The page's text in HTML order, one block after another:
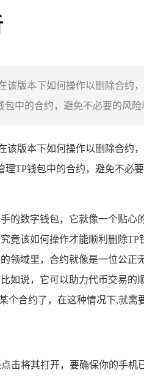
版本下如何操作以删除合约
中的合约，避免不必要的风
该版本下如何操作以删除合约
TP钱包中的合约，避免不必
的数字钱包，它就像一个贴
竟该如何操作才能顺利删除
域里，合约就像是一位公
说，它可以助力代币交易
合约了，在这种情况下,就需
击将其打开，要确保你的手